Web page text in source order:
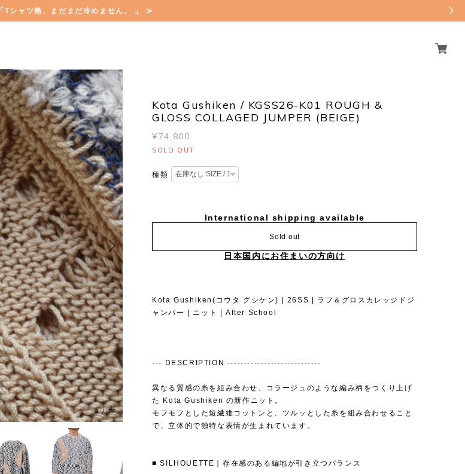
「Tシャツ熱、まだまだ冷めません。 」 ≫
3/17
Kota Gushiken / KGSS26-K01 ROUGH &
GLOSS COLLAGED JUMPER (BEIGE)
¥74,800
SOLD OUT
種類
International shipping available
Sold out
日本国内にお住まいの方向け
Kota Gushiken(コウタ グシケン) | 26SS | ラフ＆グロスカレッジドジ
ャンパー | ニット | After School
--- DESCRIPTION ----------------------------
異なる質感の糸を組み合わせ、コラージュのような編み柄をつくり上げ
た Kota Gushiken の新作ニット。
モフモフとした短繊維コットンと、ツルッとした糸を組み合わせること
で、立体的で独特な表情が生まれています。
■ SILHOUETTE｜存在感のある編地が引き立つバランス